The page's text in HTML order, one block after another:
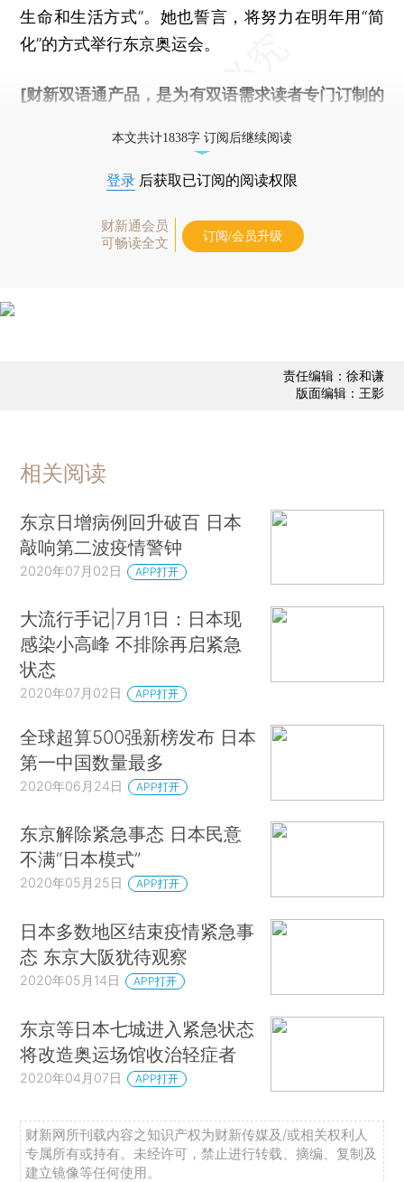
生命和生活方式”。她也誓言，将努力在明年用“简
化”的方式举行东京奥运会。
[财新双语通产品，是为有双语需求读者专门订制的
本文共计1838字 订阅后继续阅读
登录 后获取已订阅的阅读权限
财新通会员
可畅读全文
订阅/会员升级
责任编辑：徐和谦
版面编辑：王影
相关阅读
东京日增病例回升破百 日本
敲响第二波疫情警钟
2020年07月02日 APP打开
大流行手记|7月1日：日本现
感染小高峰 不排除再启紧急
状态
2020年07月02日 APP打开
全球超算500强新榜发布 日本
第一中国数量最多
2020年06月24日 APP打开
东京解除紧急事态 日本民意
不满“日本模式”
2020年05月25日 APP打开
日本多数地区结束疫情紧急事
态 东京大阪犹待观察
2020年05月14日 APP打开
东京等日本七城进入紧急状态
将改造奥运场馆收治轻症者
2020年04月07日 APP打开
财新网所刊载内容之知识产权为财新传媒及/或相关权利人
专属所有或持有。未经许可，禁止进行转载、摘编、复制及
建立镜像等任何使用。